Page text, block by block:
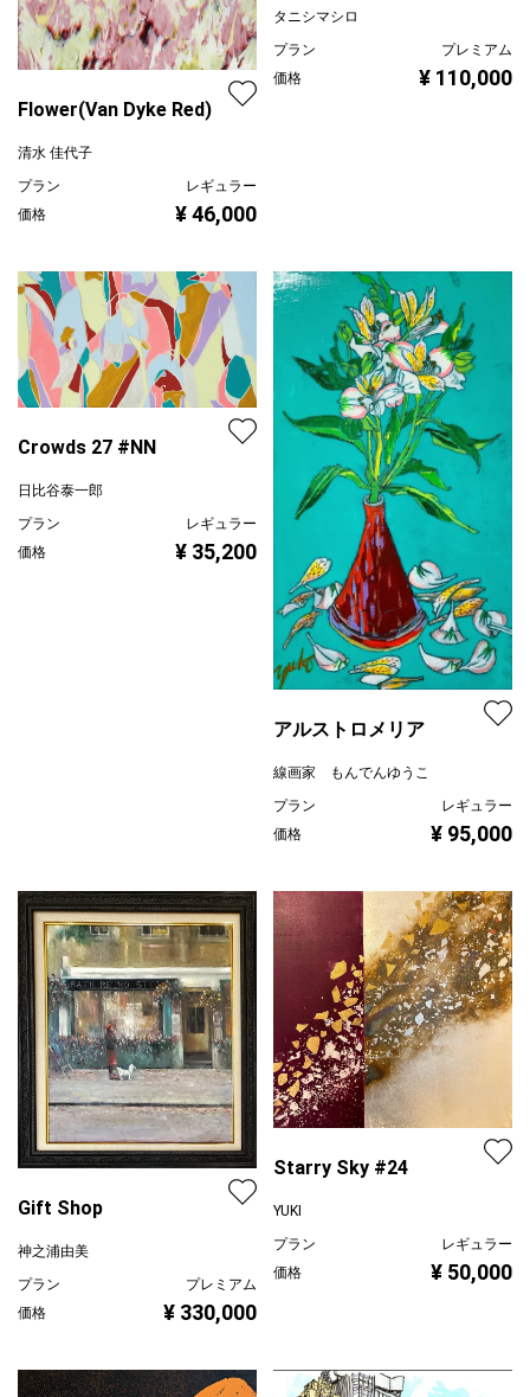
Flower(Van Dyke Red)
清水 佳代子
プラン
レギュラー
価格
¥ 46,000
タニシマシロ
プラン
プレミアム
価格
¥ 110,000
Crowds 27 #NN
日比谷泰一郎
プラン
レギュラー
価格
¥ 35,200
アルストロメリア
線画家 もんでんゆうこ
プラン
レギュラー
価格
¥ 95,000
Gift Shop
神之浦由美
プラン
プレミアム
価格
¥ 330,000
Starry Sky #24
YUKI
プラン
レギュラー
価格
¥ 50,000